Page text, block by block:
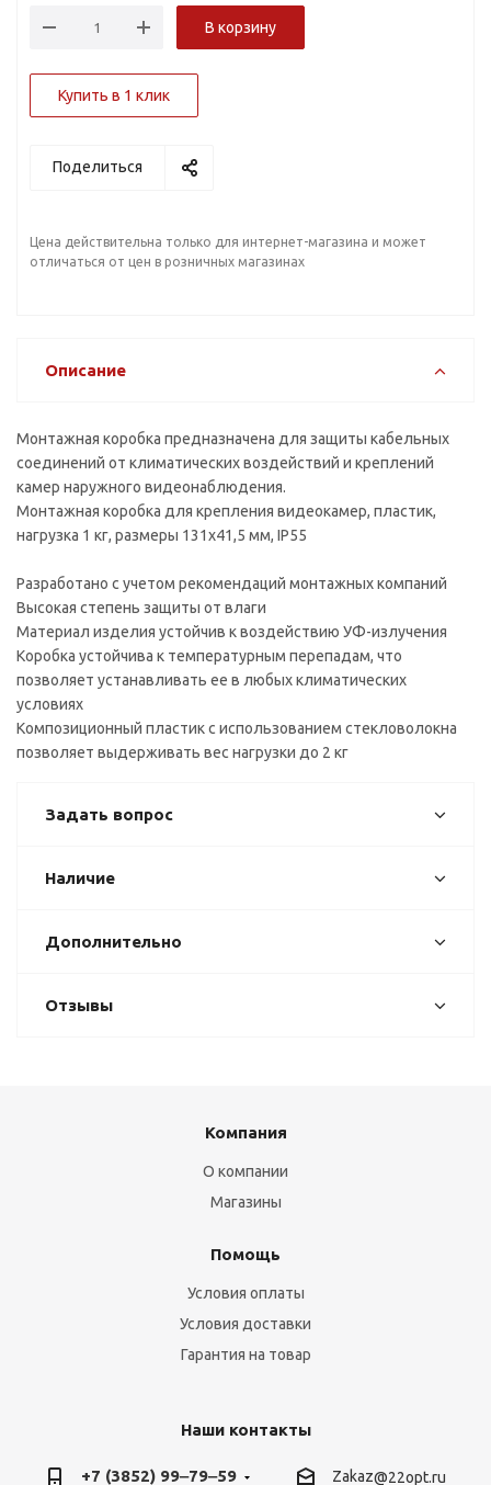
В корзину
Купить в 1 клик
Поделиться
Цена действительна только для интернет-магазина и может
отличаться от цен в розничных магазинах
Описание
Монтажная коробка предназначена для защиты кабельных
соединений от климатических воздействий и креплений
камер наружного видеонаблюдения.
Монтажная коробка для крепления видеокамер, пластик,
нагрузка 1 кг, размеры 131х41,5 мм, IP55
Разработано с учетом рекомендаций монтажных компаний
Высокая степень защиты от влаги
Материал изделия устойчив к воздействию УФ-излучения
Коробка устойчива к температурным перепадам, что
позволяет устанавливать ее в любых климатических
условиях
Композиционный пластик с использованием стекловолокна
позволяет выдерживать вес нагрузки до 2 кг
Задать вопрос
Наличие
Дополнительно
Отзывы
Компания
О компании
Магазины
Помощь
Условия оплаты
Условия доставки
Гарантия на товар
Наши контакты
+7 (3852) 99‒79‒59 Zakaz@22opt.ru